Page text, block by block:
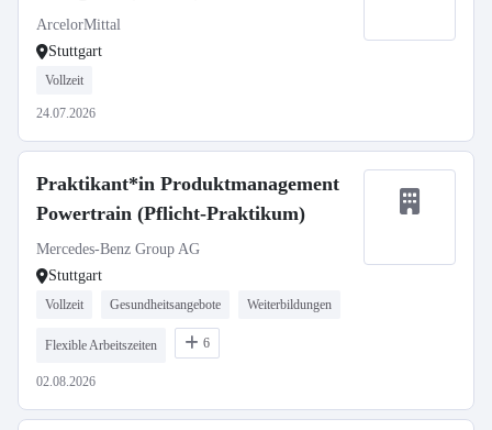
ArcelorMittal
Stuttgart
Vollzeit
24.07.2026
Praktikant*in Produktmanagement
Powertrain (Pflicht-Praktikum)
Mercedes-Benz Group AG
Stuttgart
Vollzeit Gesundheitsangebote Weiterbildungen
Flexible Arbeitszeiten 6
02.08.2026